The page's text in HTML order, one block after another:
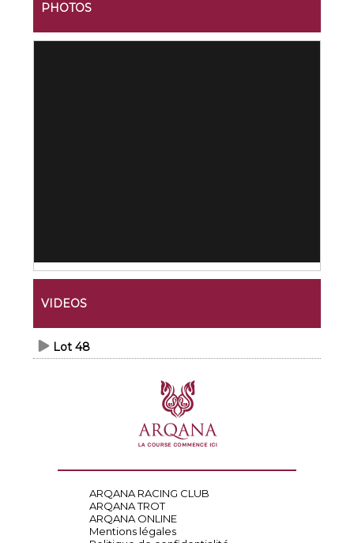
PHOTOS
VIDEOS
Lot 48
ARQANA RACING CLUB
ARQANA TROT
ARQANA ONLINE
Mentions légales